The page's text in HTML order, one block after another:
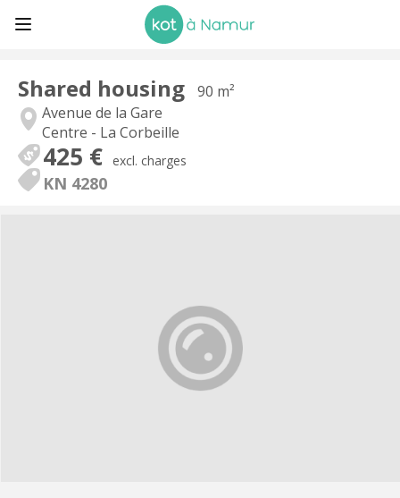
Shared housing
90 m²
Avenue de la Gare
Centre - La Corbeille
425 € excl. charges
KN 4280